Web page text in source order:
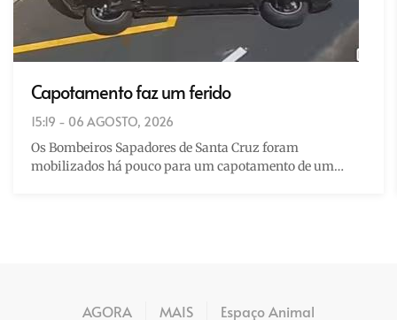
Capotamento faz um ferido
15:19 - 06 AGOSTO, 2026
Os Bombeiros Sapadores de Santa Cruz foram
mobilizados há pouco para um capotamento de um…
AGORA MAIS Espaço Animal